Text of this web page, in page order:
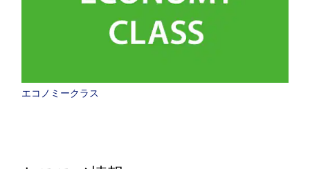
エコノミークラス